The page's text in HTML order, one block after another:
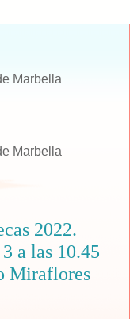
Marbella
Marbella
2022.
a las 10.45
Miraflores